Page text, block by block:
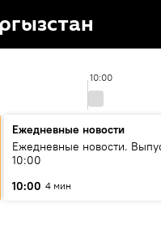
10:00
Ежедневные новости
Ежедневные новости.
10:00
10:00 4 мин